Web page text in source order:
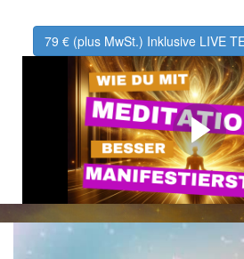
79 € (plus MwSt.) Inklusive LIVE
Videoerklärung
Selke
Erfahre in diesem 4 minütigen
geistig 40 Tage zu